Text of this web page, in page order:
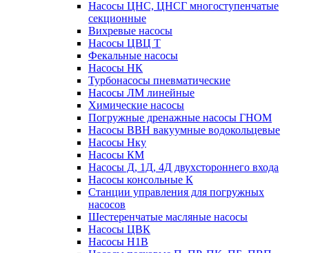
Насосы ЦНС, ЦНСГ многоступенчатые
секционные
Вихревые насосы
Насосы ЦВЦ Т
Фекальные насосы
Насосы НК
Турбонасосы пневматические
Насосы ЛМ линейные
Химические насосы
Погружные дренажные насосы ГНОМ
Насосы ВВН вакуумные водокольцевые
Насосы Нку
Насосы КМ
Насосы Д, 1Д, 4Д двухстороннего входа
Насосы консольные К
Станции управления для погружных
насосов
Шестеренчатые масляные насосы
Насосы ЦВК
Насосы Н1В